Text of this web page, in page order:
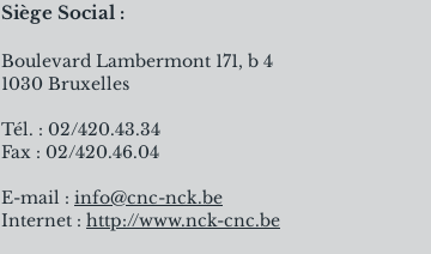
Siège Social :
Boulevard Lambermont 171, b 4
1030 Bruxelles
Tél. : 02/420.43.34
Fax : 02/420.46.04
E-mail : info@cnc-nck.be
Internet : http://www.nck-cnc.be